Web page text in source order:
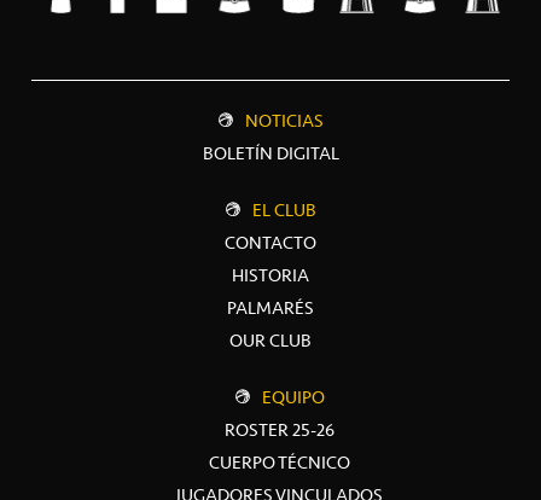
NOTICIAS
BOLETÍN DIGITAL
EL CLUB
CONTACTO
HISTORIA
PALMARÉS
OUR CLUB
EQUIPO
ROSTER 25-26
CUERPO TÉCNICO